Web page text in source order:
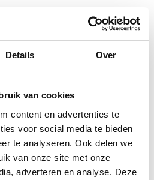
Details Over
van cookies
content en advertenties te
voor social media te bieden
te analyseren. Ook delen we
van onze site met onze
adverteren en analyse. Deze
product zoals stuc
(48 uur
voorzien van een grove
latten. Het grove draad
in het hout en draait
in. Hiervoor wordt een
Dit wordt ook wel een